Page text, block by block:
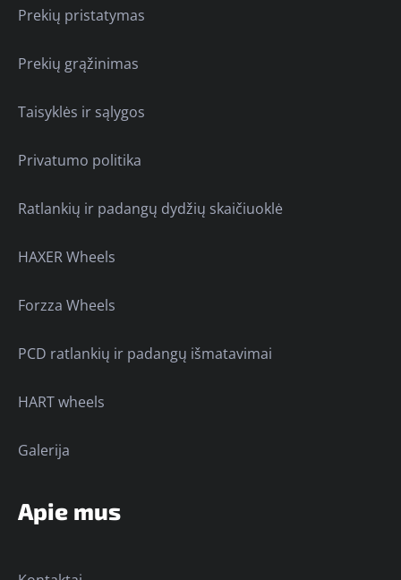
Prekių pristatymas
Prekių grąžinimas
Taisyklės ir sąlygos
Privatumo politika
Ratlankių ir padangų dydžių skaičiuoklė
HAXER Wheels
Forzza Wheels
PCD ratlankių ir padangų išmatavimai
HART wheels
Galerija
Apie mus